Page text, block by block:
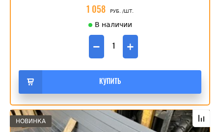
1 058 РУБ. /ШТ.
В наличии
− +
КУПИТЬ
НОВИНКА